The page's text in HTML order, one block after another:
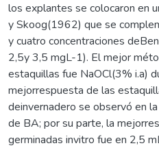
los explantes se colocaron en
y Skoog(1962) que se
y cuatro concentraciones
2,5y 3,5 mgL-1). El mejor
estaquillas fue NaOCl(3% i.a)
mejorrespuesta de las
deinvernadero se observó en
de BA; por su parte, la
germinadas invitro fue en 2,5